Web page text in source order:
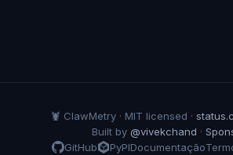
🦞 ClawMetry · MIT licensed ·
Built by @vivekchand ·
GitHub
PyPIDocumentação